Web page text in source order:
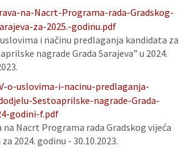
na-Nacrt-Programa-rada-Gradskog-
za-2025.-godinu.pdf
i načinu predlaganja kandidata za
nagrade Grada Sarajeva” u 2024.
o-uslovima-i-nacinu-predlaganja-
Sestoaprilske-nagrade-Grada-
godini-f.pdf
na Nacrt Programa rada Gradskog vijeća
2024. godinu - 30.10.2023.